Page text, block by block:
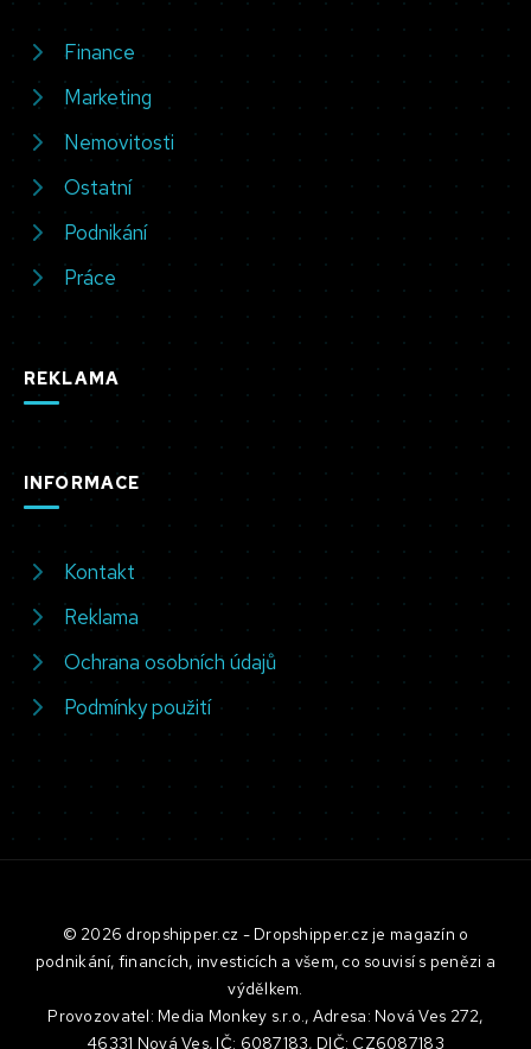
Finance
Marketing
Nemovitosti
Ostatní
Podnikání
Práce
REKLAMA
INFORMACE
Kontakt
Reklama
Ochrana osobních údajů
Podmínky použití
© 2026 dropshipper.cz - Dropshipper.cz je magazín o
podnikání, financích, investicích a všem, co souvisí s penězi a
výdělkem.
Provozovatel: Media Monkey s.r.o., Adresa: Nová Ves 272,
46331 Nová Ves, IČ: 6087183, DIČ: CZ6087183